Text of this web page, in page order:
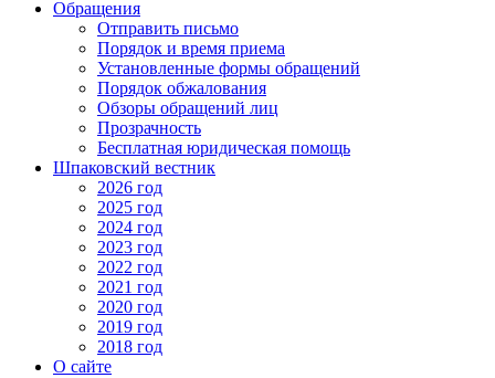
Обращения
Отправить письмо
Порядок и время приема
Установленные формы обращений
Порядок обжалования
Обзоры обращений лиц
Прозрачность
Бесплатная юридическая помощь
Шпаковский вестник
2026 год
2025 год
2024 год
2023 год
2022 год
2021 год
2020 год
2019 год
2018 год
О сайте